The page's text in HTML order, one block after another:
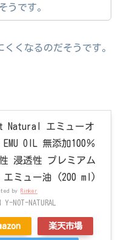
うです。
くなるのだそうです。
Natural エミューオ
OIL 無添加100％
浸透性 プレミアム
エミュー油 (200 ml)
by Rinker
Y-NOT-NATURAL
楽天市場